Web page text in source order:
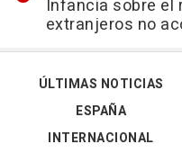
Infancia sobre el
extranjeros no
ÚLTIMAS NOTICIAS
ESPAÑA
INTERNACIONAL